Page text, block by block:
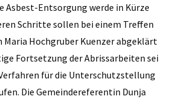
Asbest-Entsorgung werde in Kürze
Schritte sollen bei einem Treffen
Maria Hochgruber Kuenzer abgeklärt
Fortsetzung der Abrissarbeiten sei
für die Unterschutzstellung
Die Gemeindereferentin Dunja